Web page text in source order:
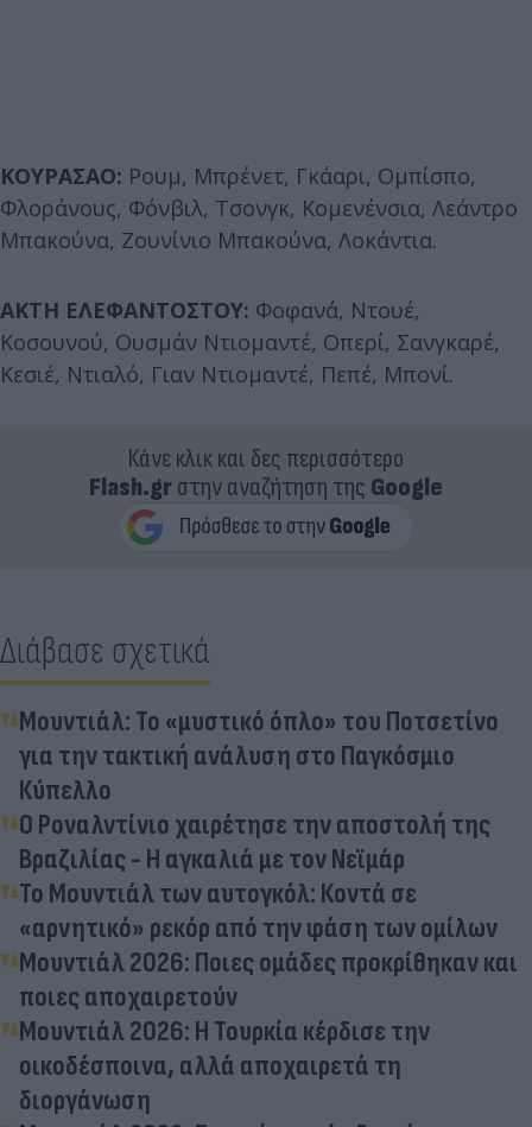
ΚΟΥΡΑΣΑΟ: Ρουμ, Μπρένετ, Γκάαρι, Ομπίσπο,
Φλοράνους, Φόνβιλ, Τσονγκ, Κομενένσια, Λεάντρο
Μπακούνα, Ζουνίνιο Μπακούνα, Λοκάντια.
ΑΚΤΗ ΕΛΕΦΑΝΤΟΣΤΟΥ: Φοφανά, Ντουέ,
Κοσουνού, Ουσμάν Ντιομαντέ, Οπερί, Σανγκαρέ,
Κεσιέ, Ντιαλό, Γιαν Ντιομαντέ, Πεπέ, Μπονί.
Κάνε κλικ και δες περισσότερο
Flash.grστην αναζήτηση της Google
Διάβασε σχετικά
Μουντιάλ: Το «μυστικό όπλο» του Ποτσετίνο
για την τακτική ανάλυση στο Παγκόσμιο
Κύπελλο
Ο Ροναλντίνιο χαιρέτησε την αποστολή της
Βραζιλίας - Η αγκαλιά με τον Νεϊμάρ
Το Μουντιάλ των αυτογκόλ: Κοντά σε
«αρνητικό» ρεκόρ από την φάση των ομίλων
Μουντιάλ 2026: Ποιες ομάδες προκρίθηκαν και
ποιες αποχαιρετούν
Μουντιάλ 2026: Η Τουρκία κέρδισε την
οικοδέσποινα, αλλά αποχαιρετά τη
διοργάνωση